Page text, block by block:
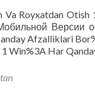
Va Royxatdan
Версии
Afzalliklari
Win%3A Har